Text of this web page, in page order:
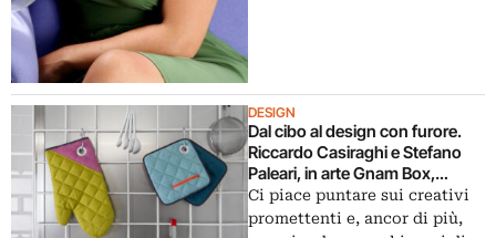
DESIGN
Dal cibo al design con furore.
Riccardo Casiraghi e Stefano
Paleari, in arte Gnam Box,
firmano una collezione di
biancheria da tavola e un
Ci piace puntare sui creativi
promettenti e, ancor di più,